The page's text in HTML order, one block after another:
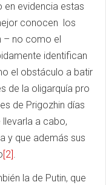
evidencia estas
conocen los
– no como el
identifican
el obstáculo a batir
de la oligarquía pro
de Prigozhin días
a cabo,
y que además sus
[2] .
la de Putin, que